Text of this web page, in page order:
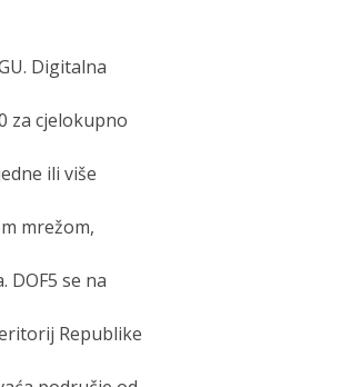
Digitalna
za cjelokupno
ili više
mrežom,
se na
Republike